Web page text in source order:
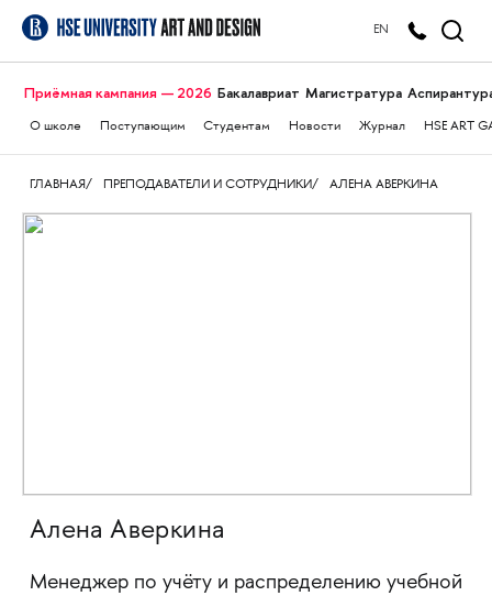
EN
Приёмная кампания — 2026 Бакалавриат Магистратура
О школе Поступающим Студентам Новости Журнал HSE ART
ГЛАВНАЯ ПРЕПОДАВАТЕЛИ И СОТРУДНИКИ АЛЕНА АВЕРКИНА
Алена Аверкина
Менеджер по учёту и распределению учебной